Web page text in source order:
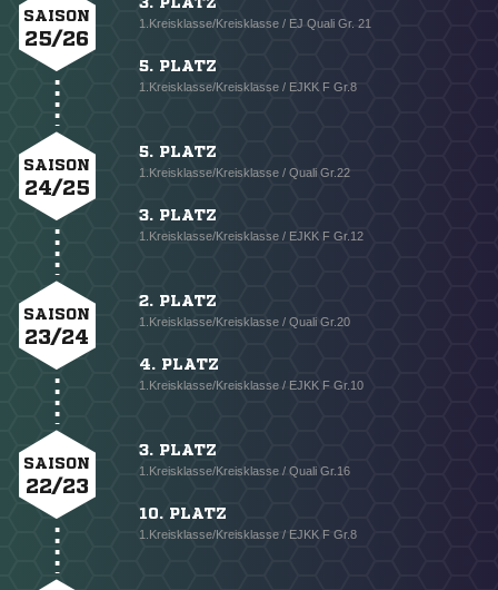
SAISON
25/26
1.Kreisklasse/Kreisklasse / EJ Quali Gr. 21
5. PLATZ
1.Kreisklasse/Kreisklasse / EJKK F Gr.8
SAISON
24/25
5. PLATZ
1.Kreisklasse/Kreisklasse / Quali Gr.22
3. PLATZ
1.Kreisklasse/Kreisklasse / EJKK F Gr.12
SAISON
23/24
2. PLATZ
1.Kreisklasse/Kreisklasse / Quali Gr.20
4. PLATZ
1.Kreisklasse/Kreisklasse / EJKK F Gr.10
SAISON
22/23
3. PLATZ
1.Kreisklasse/Kreisklasse / Quali Gr.16
10. PLATZ
1.Kreisklasse/Kreisklasse / EJKK F Gr.8